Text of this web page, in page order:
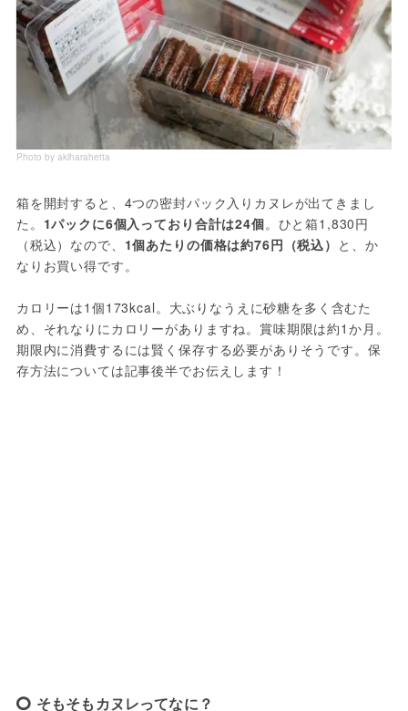
Photo by akiharahetta
箱を開封すると、4つの密封パック入りカヌレが出てきまし
た。 1パックに6個入っており合計は24個。ひと箱1,830円
（税込）なので、 1個あたりの価格は約76円（税込） と、か
なりお買い得です。
カロリーは1個173kcal。大ぶりなうえに砂糖を多く含むた
め、それなりにカロリーがありますね。賞味期限は約1か月。
期限内に消費するには賢く保存する必要がありそうです。保
存方法については記事後半でお伝えします！
そもそもカヌレってなに？